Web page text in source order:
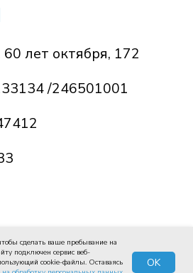
сделать ваше пребывание на
подключен сервис веб-
cookie-файлы. Оставаясь
OK